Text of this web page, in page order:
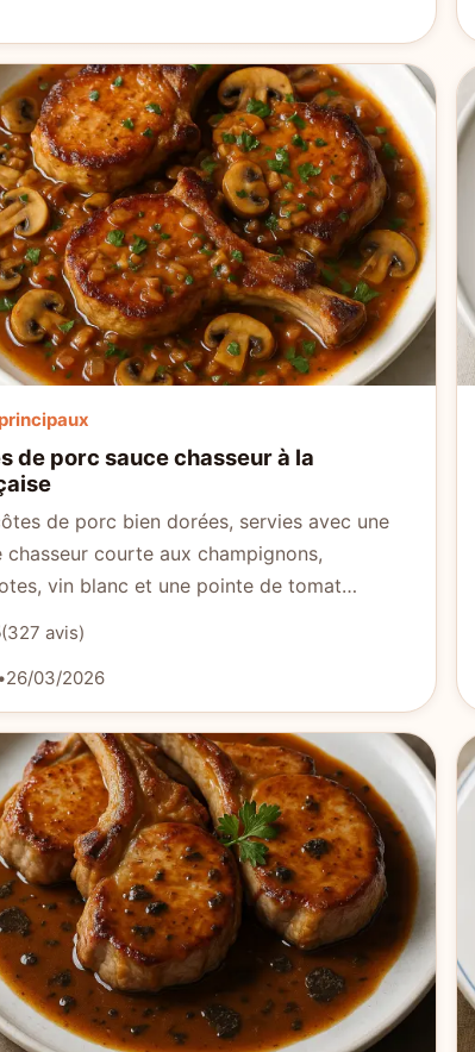
de porc sauce chasseur à la
de porc bien dorées, servies avec une
chasseur courte aux champignons,
vin blanc et une pointe de tomat…
(327 avis)
•26/03/2026